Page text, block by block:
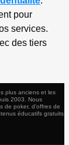
pour
services.
des tiers
plus anciens et les
2003. Nous
de poker, d'offres de
éducatifs gratuits